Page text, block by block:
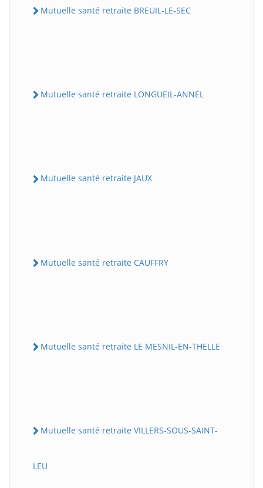
Mutuelle santé retraite BREUIL-LE-SEC
Mutuelle santé retraite LONGUEIL-ANNEL
Mutuelle santé retraite JAUX
Mutuelle santé retraite CAUFFRY
Mutuelle santé retraite LE MESNIL-EN-THELLE
Mutuelle santé retraite VILLERS-SOUS-SAINT-
LEU